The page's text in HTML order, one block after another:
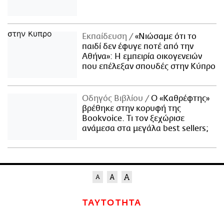
Εκπαίδευση
«Νιώσαμε ότι το
παιδί δεν έφυγε ποτέ από την
Αθήνα»: Η εμπειρία οικογενειών
που επέλεξαν σπουδές στην Κύπρο
Οδηγός Βιβλίου
Ο «Καθρέφτης»
βρέθηκε στην κορυφή της
Bookvoice. Τι τον ξεχώρισε
ανάμεσα στα μεγάλα best sellers;
ΤΑΥΤΟΤΗΤΑ